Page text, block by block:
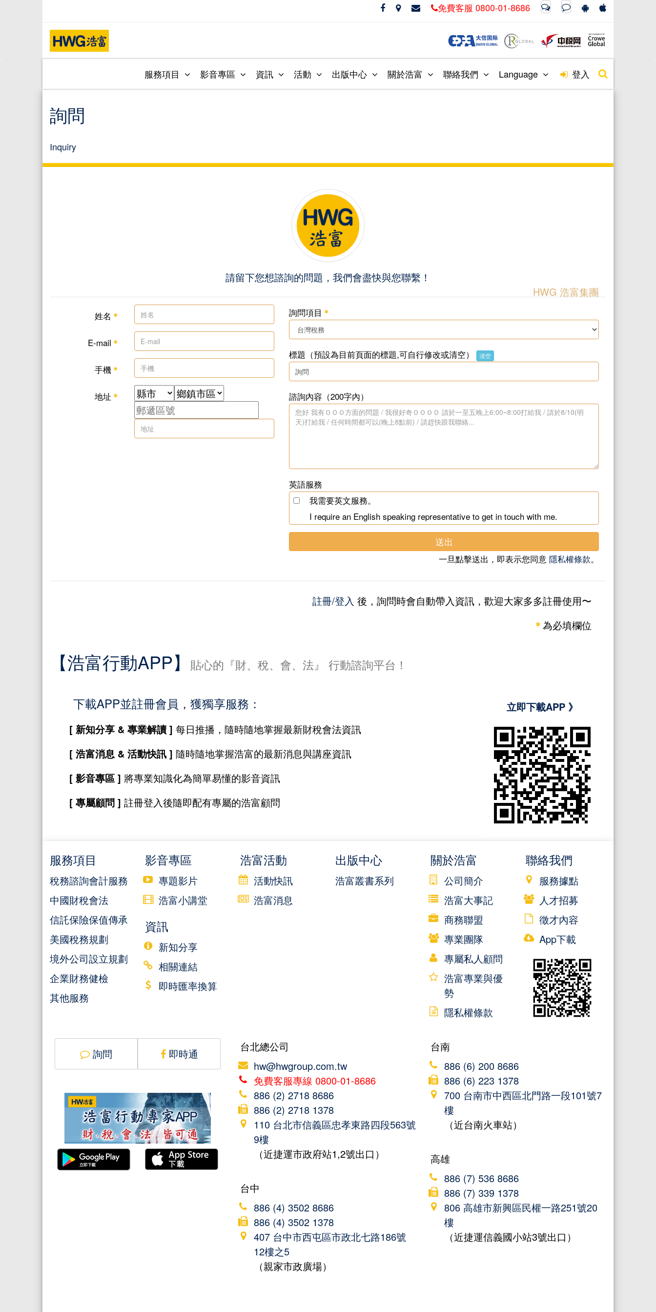
免費客服 0800-01-8686
服務項目 影音專區 資訊 活動 出版中心 關於浩富 聯絡我們 Language 登入
詢問
Inquiry
請留下您想諮詢的問題，我們會盡快與您聯繫！
HWG 浩富集團
姓名 ＊
E-mail ＊
手機 ＊
地址 ＊
詢問項目 ＊
標題（預設為目前頁面的標題,可自行修改或清空） 清空
諮詢內容（200字內）
英語服務
我需要英文服務。
I require an English speaking representative to get in touch with me.
送出
一旦點擊送出，即表示您同意 隱私權條款。
註冊/登入 後，詢問時會自動帶入資訊，歡迎大家多多註冊使用〜
＊為必填欄位
【浩富行動APP】 貼心的『財、稅、會、法』 行動諮詢平台！
下載APP並註冊會員，獲獨享服務：
[ 新知分享 & 專業解讀 ] 每日推播，隨時隨地掌握最新財稅會法資訊
[ 浩富消息 & 活動快訊 ] 隨時隨地掌握浩富的最新消息與講座資訊
[ 影音專區 ] 將專業知識化為簡單易懂的影音資訊
[ 專屬顧問 ] 註冊登入後隨即配有專屬的浩富顧問
立即下載APP 》
服務項目
稅務諮詢會計服務
中國財稅會法
信託保險保值傳承
美國稅務規劃
境外公司設立規劃
企業財務健檢
其他服務
影音專區
專題影片
浩富小講堂
資訊
新知分享
相關連結
即時匯率換算
浩富活動
活動快訊
浩富消息
出版中心
浩富叢書系列
關於浩富
公司簡介
浩富大事記
商務聯盟
專業團隊
專屬私人顧問
浩富專業與優
勢
隱私權條款
聯絡我們
服務據點
人才招募
徵才內容
App下載
詢問 即時通
台北總公司
hw@hwgroup.com.tw
免費客服專線 0800-01-8686
886 (2) 2718 8686
886 (2) 2718 1378
110 台北市信義區忠孝東路四段563號
9樓
（近捷運市政府站1,2號出口）
台中
886 (4) 3502 8686
886 (4) 3502 1378
407 台中市西屯區市政北七路186號
12樓之5
（親家市政廣場）
台南
886 (6) 200 8686
886 (6) 223 1378
700 台南市中西區北門路一段101號7
樓
（近台南火車站）
高雄
886 (7) 536 8686
886 (7) 339 1378
806 高雄市新興區民權一路251號20
樓
（近捷運信義國小站3號出口）